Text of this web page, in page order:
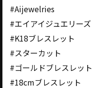
#Aijewelries
#エイアイジュエリーズ
#K18ブレスレット
#スターカット
#ゴールドブレスレット
#18cmブレスレット